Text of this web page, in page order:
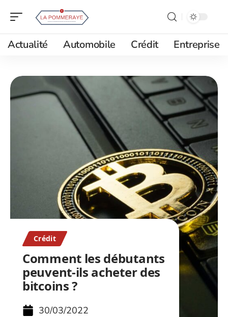
Actualité Automobile Crédit Entreprise
Crédit
Comment les débutants
peuvent-ils acheter des
bitcoins ?
30/03/2022